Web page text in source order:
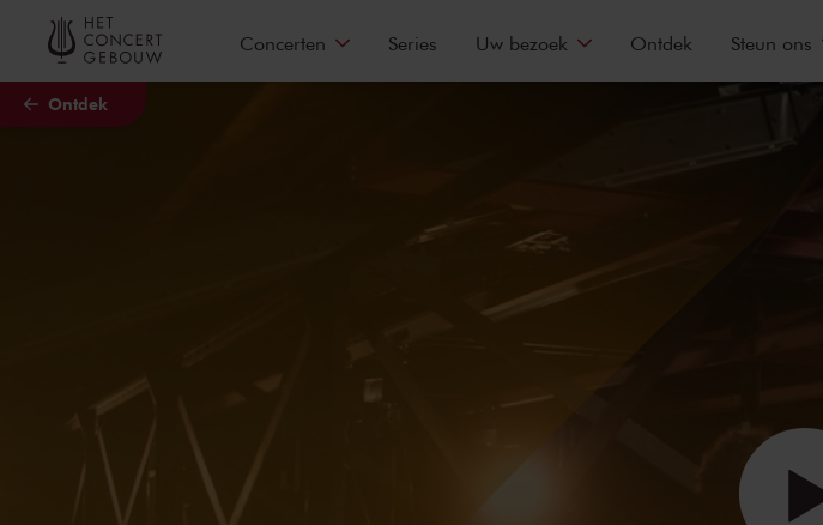
Naar hoofdcontent
Ontdek
Concerten Series Uw bezoek Ontdek Steun ons